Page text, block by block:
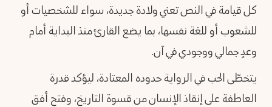
كل قيامة في النص تعني ولادة جديدة، سواء للشخصيات أو
للشعوب أو للغة نفسها، بما يضع القارئ منذ البداية أمام
وعدٍ جمالي ووجودي في آن.
يتخطّى الحب في الرواية حدوده المعتادة، ليؤكد قدرة
العاطفة على إنقاذ الإنسان من قسوة التاريخ، وفتح أفق